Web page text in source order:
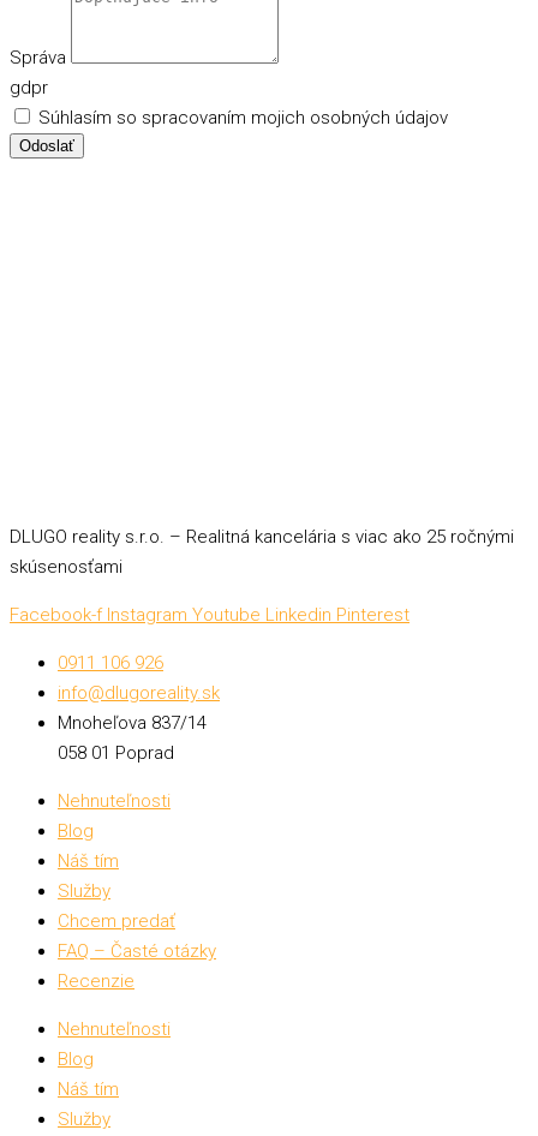
Správa
gdpr
Súhlasím so spracovaním mojich osobných údajov
Odoslať
DLUGO reality s.r.o. – Realitná kancelária s viac ako 25 ročnými
skúsenosťami
Facebook-f Instagram Youtube Linkedin Pinterest
0911 106 926
info@dlugoreality.sk
Mnoheľova 837/14
058 01 Poprad
Nehnuteľnosti
Blog
Náš tím
Služby
Chcem predať
FAQ – Časté otázky
Recenzie
Nehnuteľnosti
Blog
Náš tím
Služby